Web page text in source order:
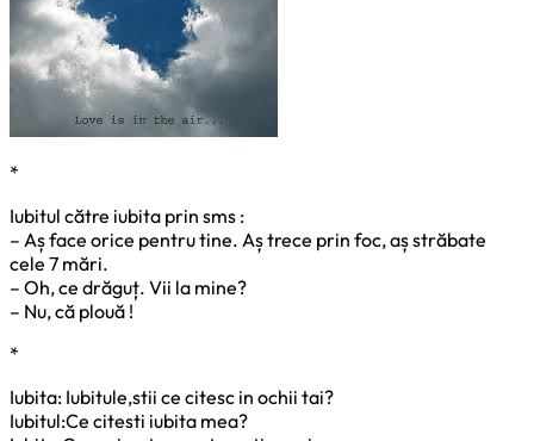
*
Iubitul către iubita prin sms :
– Aș face orice pentru tine. Aș trece prin foc, aș străbate
cele 7 mări.
– Oh, ce drăguț. Vii la mine?
– Nu, că plouă !
*
Iubita: Iubitule,stii ce citesc in ochii tai?
Iubitul:Ce citesti iubita mea?